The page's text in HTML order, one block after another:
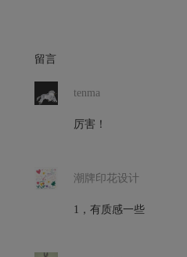
留言
tenma
厉害！
潮牌印花设计
1，有质感一些